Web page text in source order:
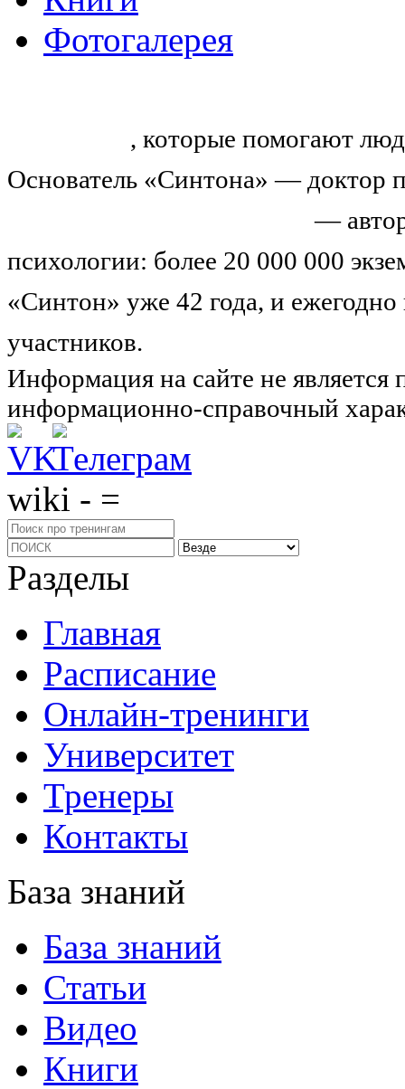
Фотогалерея
, которые помогают
Основатель «Синтона» — доктор
—
психологии: более 20 000 000
«Синтон» уже 42 года, и
участников.
Информация на сайте не
информационно-справочный
wiki - =
Разделы
Главная
Расписание
Онлайн-тренинги
Университет
Тренеры
Контакты
База знаний
База знаний
Статьи
Видео
Книги